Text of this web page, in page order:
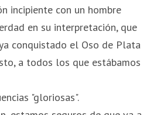
incipiente con un hombre
en su interpretación, que
conquistado el Oso de Plata
a todos los que estábamos
"gloriosas".